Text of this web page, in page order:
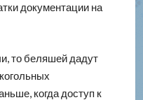
документации на
то беляшей дадут
когда доступ к